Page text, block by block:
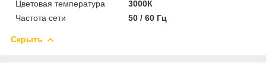
Цветовая температура
3000К
Частота сети
50 / 60 Гц
Скрыть